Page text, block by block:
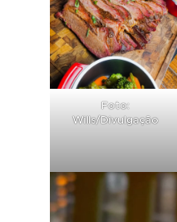
Foto:
Wills/Divulgação